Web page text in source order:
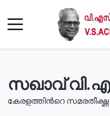
സഖാവ്
കേരളത്തിൻറെ